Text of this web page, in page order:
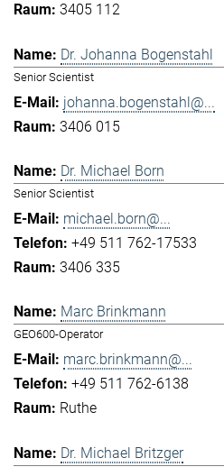
3405 112
Dr. Johanna Bogenstahl
Senior Scientist
johanna.bogenstahl@...
3406 015
Dr. Michael Born
Senior Scientist
michael.born@...
+49 511 762-17533
3406 335
Marc Brinkmann
GEO600-Operator
marc.brinkmann@...
+49 511 762-6138
Ruthe
Dr. Michael Britzger